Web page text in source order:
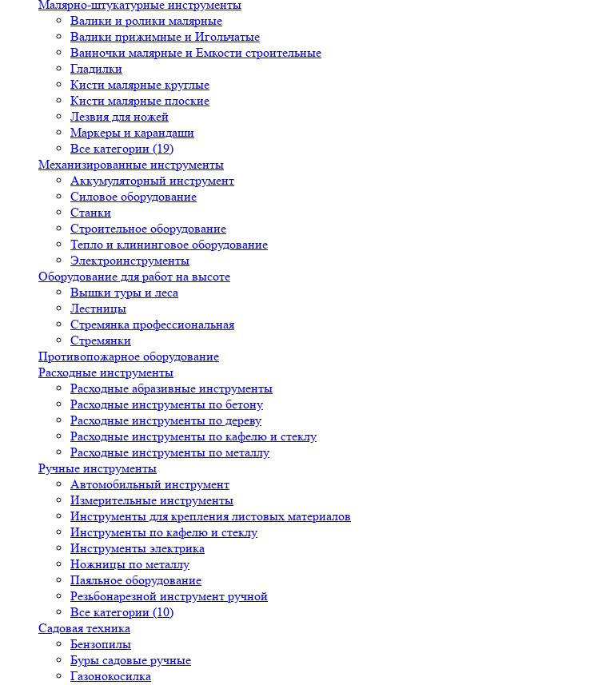
Малярно-штукатурные инструменты
Валики и ролики малярные
Валики прижимные и Игольчатые
Ванночки малярные и Емкости строительные
Гладилки
Кисти малярные круглые
Кисти малярные плоские
Лезвия для ножей
Маркеры и карандаши
Все категории (19)
Механизированные инструменты
Аккумуляторный инструмент
Силовое оборудование
Станки
Строительное оборудование
Тепло и клининговое оборудование
Электроинструменты
Оборудование для работ на высоте
Вышки туры и леса
Лестницы
Стремянка профессиональная
Стремянки
Противопожарное оборудование
Расходные инструменты
Расходные абразивные инструменты
Расходные инструменты по бетону
Расходные инструменты по дереву
Расходные инструменты по кафелю и стеклу
Расходные инструменты по металлу
Ручные инструменты
Автомобильный инструмент
Измерительные инструменты
Инструменты для крепления листовых материалов
Инструменты по кафелю и стеклу
Инструменты электрика
Ножницы по металлу
Паяльное оборудование
Резьбонарезной инструмент ручной
Все категории (10)
Садовая техника
Бензопилы
Буры садовые ручные
Газонокосилка